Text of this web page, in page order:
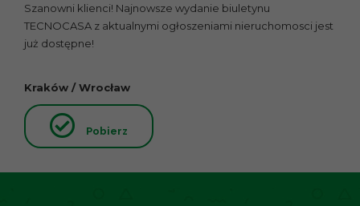
Szanowni klienci! Najnowsze wydanie biuletynu
TECNOCASA z aktualnymi ogłoszeniami nieruchomosci jest
już dostępne!
Kraków / Wrocław
Pobierz